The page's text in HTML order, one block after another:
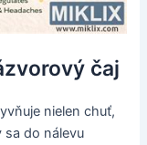
čaj
nielen chuť,
sa do nálevu